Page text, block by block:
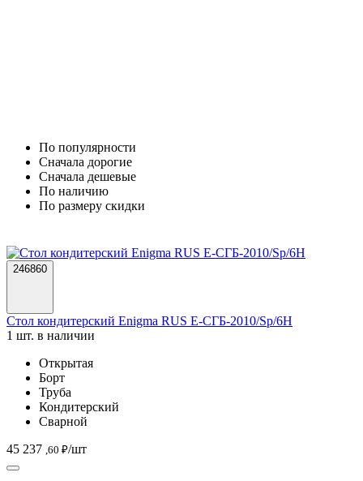
По популярности
Cначала дорогие
Cначала дешевые
По наличию
По размеру скидки
246860
Стол кондитерский Enigma RUS Е-СГБ-2010/Sp/6Н
1 шт. в наличии
Открытая
Борт
Труба
Кондитерский
Сварной
45 237 ,60 ₽/шт